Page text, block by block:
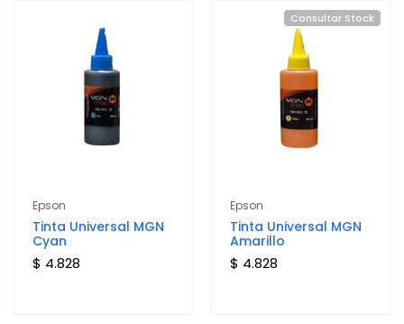
Epson
Tinta Universal MGN
Cyan
$ 4.828
Consultar Stock
Epson
Tinta Universal MGN
Amarillo
$ 4.828